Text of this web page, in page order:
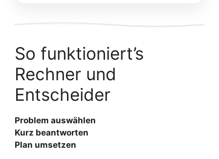
So funktioniert’s
Rechner und
Entscheider
Problem auswählen
Kurz beantworten
Plan umsetzen